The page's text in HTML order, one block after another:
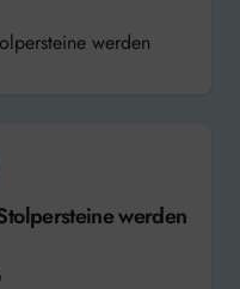
werden
werden